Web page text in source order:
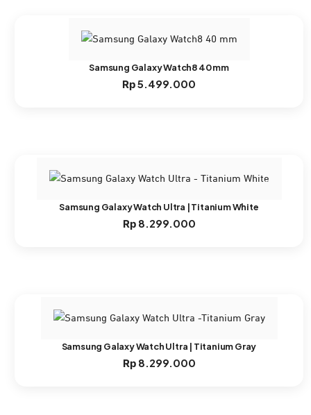
Samsung Galaxy Watch8 40 mm
Rp5.499.000
Samsung Galaxy Watch Ultra | Titanium White
Rp8.299.000
Samsung Galaxy Watch Ultra | Titanium Gray
Rp8.299.000